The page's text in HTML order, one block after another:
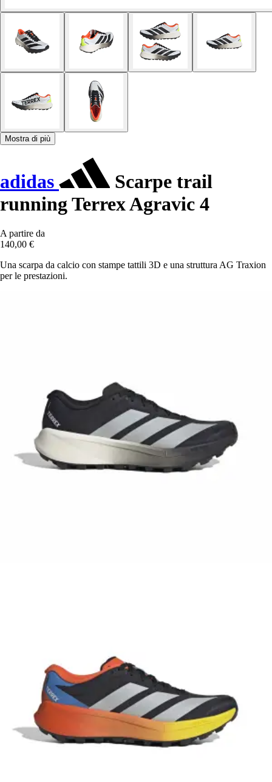
Mostra di più
adidas
Scarpe trail
running Terrex Agravic 4
A partire da
140,00 €
Una scarpa da calcio con stampe tattili 3D e una struttura AG Traxion
per le prestazioni.